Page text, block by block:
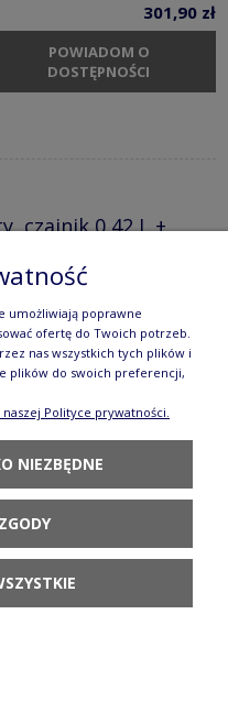
301,90 zł
POWIADOM O
DOSTĘPNOŚCI
czajnik 0,42 L +
GP24 Manufaktura
239,90 zł
POWIADOM O
czajnik 0,42 L +
GP25 Manufaktura
umożliwiają poprawne
ofertę do Twoich potrzeb.
nas wszystkich tych plików i
plików do swoich preferencji,
Polityce prywatności.
NIEZBĘDNE